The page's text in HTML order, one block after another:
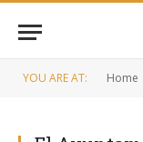
YOU ARE AT: Home